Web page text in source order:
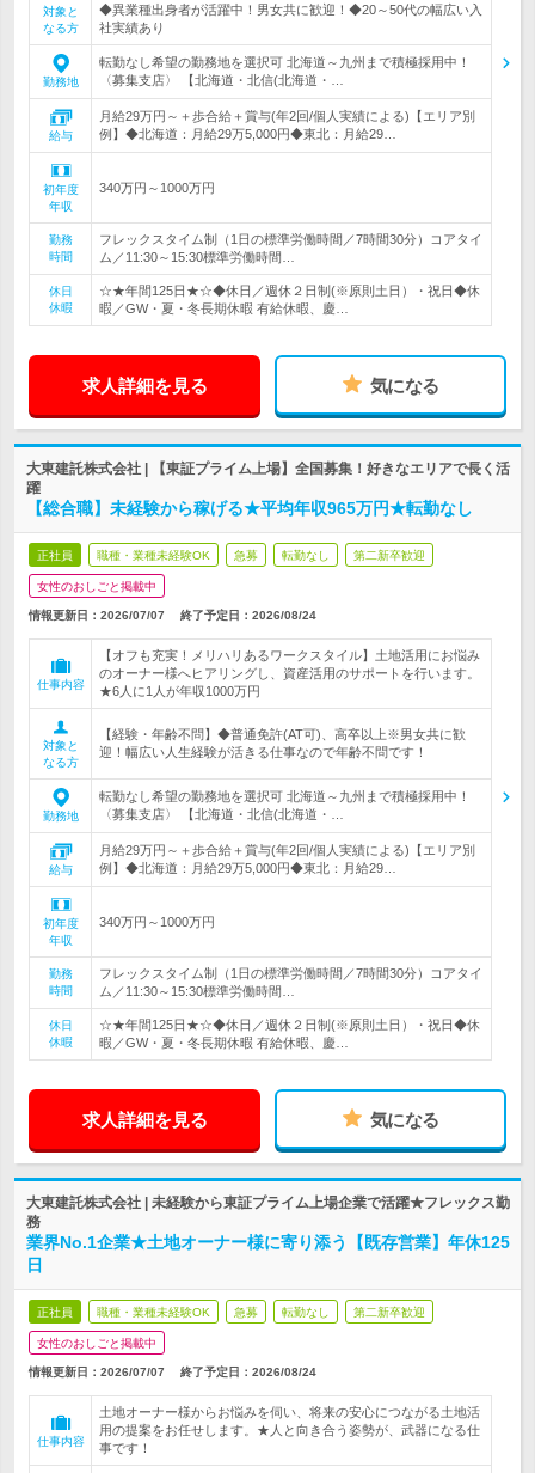
対象と
なる方
◆異業種出身者が活躍中！男女共に歓迎！◆20～50代の幅広い入
社実績あり
勤務地
転勤なし希望の勤務地を選択可 北海道～九州まで積極採用中！
〈募集支店〉 【北海道・北信(北海道・…
給与
月給29万円～＋歩合給＋賞与(年2回/個人実績による)【エリア別
例】◆北海道：月給29万5,000円◆東北：月給29…
初年度
年収
340万円～1000万円
勤務
時間
フレックスタイム制（1日の標準労働時間／7時間30分）コアタイ
ム／11:30～15:30標準労働時間…
休日
休暇
☆★年間125日★☆◆休日／週休２日制(※原則土日）・祝日◆休
暇／GW・夏・冬長期休暇 有給休暇、慶…
求人詳細を見る 気になる
大東建託株式会社 | 【東証プライム上場】全国募集！好きなエリアで長く活
躍
【総合職】未経験から稼げる★平均年収965万円★転勤なし
正社員 職種・業種未経験OK 急募 転勤なし 第二新卒歓迎
女性のおしごと掲載中
情報更新日：2026/07/07 終了予定日： 2026/08/24
仕事内容
【オフも充実！メリハリあるワークスタイル】土地活用にお悩み
のオーナー様へヒアリングし、資産活用のサポートを行います。
★6人に1人が年収1000万円
対象と
なる方
【経験・年齢不問】◆普通免許(AT可)、高卒以上※男女共に歓
迎！幅広い人生経験が活きる仕事なので年齢不問です！
勤務地
転勤なし希望の勤務地を選択可 北海道～九州まで積極採用中！
〈募集支店〉 【北海道・北信(北海道・…
給与
月給29万円～＋歩合給＋賞与(年2回/個人実績による)【エリア別
例】◆北海道：月給29万5,000円◆東北：月給29…
初年度
年収
340万円～1000万円
勤務
時間
フレックスタイム制（1日の標準労働時間／7時間30分）コアタイ
ム／11:30～15:30標準労働時間…
休日
休暇
☆★年間125日★☆◆休日／週休２日制(※原則土日）・祝日◆休
暇／GW・夏・冬長期休暇 有給休暇、慶…
求人詳細を見る 気になる
大東建託株式会社 | 未経験から東証プライム上場企業で活躍★フレックス勤
務
業界No.1企業★土地オーナー様に寄り添う【既存営業】年休125
日
正社員 職種・業種未経験OK 急募 転勤なし 第二新卒歓迎
女性のおしごと掲載中
情報更新日：2026/07/07 終了予定日： 2026/08/24
仕事内容
土地オーナー様からお悩みを伺い、将来の安心につながる土地活
用の提案をお任せします。★人と向き合う姿勢が、武器になる仕
事です！